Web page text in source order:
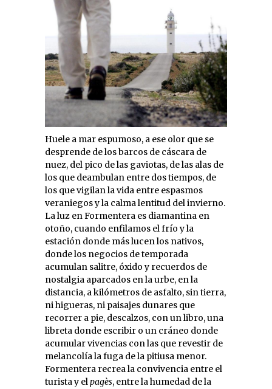
Huele a mar espumoso, a ese olor que se
desprende de los barcos de cáscara de
nuez, del pico de las gaviotas, de las alas de
los que deambulan entre dos tiempos, de
los que vigilan la vida entre espasmos
veraniegos y la calma lentitud del invierno.
La luz en Formentera es diamantina en
otoño, cuando enfilamos el frío y la
estación donde más lucen los nativos,
donde los negocios de temporada
acumulan salitre, óxido y recuerdos de
nostalgia aparcados en la urbe, en la
distancia, a kilómetros de asfalto, sin tierra,
ni higueras, ni paisajes dunares que
recorrer a pie, descalzos, con un libro, una
libreta donde escribir o un cráneo donde
acumular vivencias con las que revestir de
melancolía la fuga de la pitiusa menor.
Formentera recrea la convivencia entre el
turista y elpagès, entre la humedad de la